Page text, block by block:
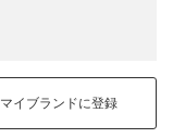
マイブランドに登録